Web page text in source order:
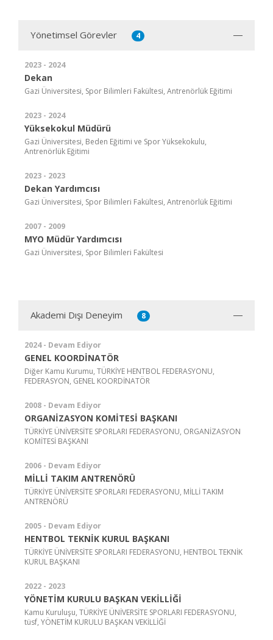
Yönetimsel Görevler 4
2023 - 2024
Dekan
Gazi Üniversitesi, Spor Bilimleri Fakültesi, Antrenörlük Eğitimi
2023 - 2024
Yüksekokul Müdürü
Gazi Üniversitesi, Beden Eğitimi ve Spor Yüksekokulu,
Antrenörlük Eğitimi
2023 - 2023
Dekan Yardımcısı
Gazi Üniversitesi, Spor Bilimleri Fakültesi, Antrenörlük Eğitimi
2007 - 2009
MYO Müdür Yardımcısı
Gazi Üniversitesi, Spor Bilimleri Fakültesi
Akademi Dışı Deneyim 8
2024 - Devam Ediyor
GENEL KOORDİNATÖR
Diğer Kamu Kurumu, TÜRKİYE HENTBOL FEDERASYONU,
FEDERASYON, GENEL KOORDİNATÖR
2008 - Devam Ediyor
ORGANİZASYON KOMİTESİ BAŞKANI
TÜRKİYE ÜNİVERSİTE SPORLARI FEDERASYONU, ORGANİZASYON
KOMİTESİ BAŞKANI
2006 - Devam Ediyor
MİLLİ TAKIM ANTRENÖRÜ
TÜRKİYE ÜNİVERSİTE SPORLARI FEDERASYONU, MİLLİ TAKIM
ANTRENÖRÜ
2005 - Devam Ediyor
HENTBOL TEKNİK KURUL BAŞKANI
TÜRKİYE ÜNİVERSİTE SPORLARI FEDERASYONU, HENTBOL TEKNİK
KURUL BAŞKANI
2022 - 2023
YÖNETİM KURULU BAŞKAN VEKİLLİĞİ
Kamu Kuruluşu, TÜRKİYE ÜNİVERSİTE SPORLARI FEDERASYONU,
tüsf, YÖNETİM KURULU BAŞKAN VEKİLLİĞİ